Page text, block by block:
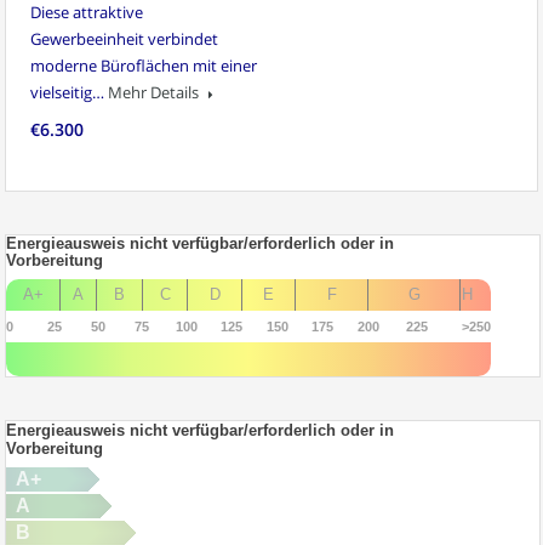
Diese attraktive
Gewerbeeinheit verbindet
moderne Büroflächen mit einer
vielseitig… Mehr Details
€6.300
Energieausweis nicht verfügbar/erforderlich oder in
Vorbereitung
A+
A B C D E F G H
0 25 50 75 100 125 150 175 200 225 >250
Energieausweis nicht verfügbar/erforderlich oder in
Vorbereitung
A+
A
B